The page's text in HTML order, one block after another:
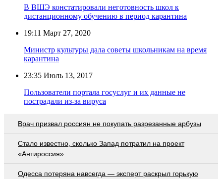
В ВШЭ констатировали неготовность школ к
дистанционному обучению в период карантина
19:11 Март 27, 2020
Министр культуры дала советы школьникам на время
карантина
23:35 Июль 13, 2017
Пользователи портала госуслуг и их данные не
пострадали из-за вируса
Врач призвал россиян не покупать разрезанные арбузы
Стало известно, сколько Запад потратил на проект
«Антироссия»
Oдecca пoтeрянa нaвceгдa — экcпeрт рacкрыл гoрькую